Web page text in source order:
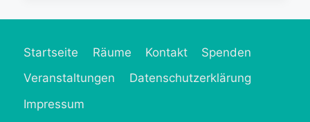
Startseite Räume Kontakt
Spenden
Veranstaltungen
Datenschutzerklärung
Impressum